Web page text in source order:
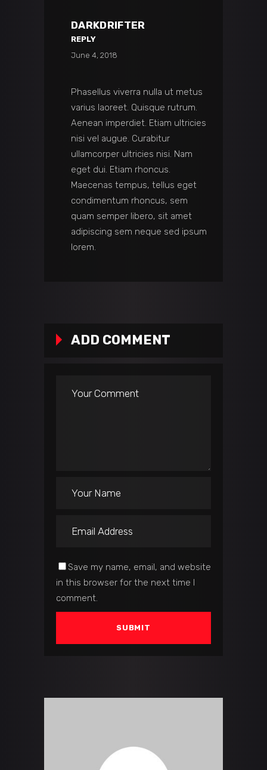
DARKDRIFTER
REPLY
June 4, 2018
Phasellus viverra nulla ut metus
varius laoreet. Quisque rutrum.
Aenean imperdiet. Etiam ultricies
nisi vel augue. Curabitur
ullamcorper ultricies nisi. Nam
eget dui. Etiam rhoncus.
Maecenas tempus, tellus eget
condimentum rhoncus, sem
quam semper libero, sit amet
adipiscing sem neque sed ipsum
lorem.
ADD COMMENT
Save my name, email, and website
in this browser for the next time I
comment.